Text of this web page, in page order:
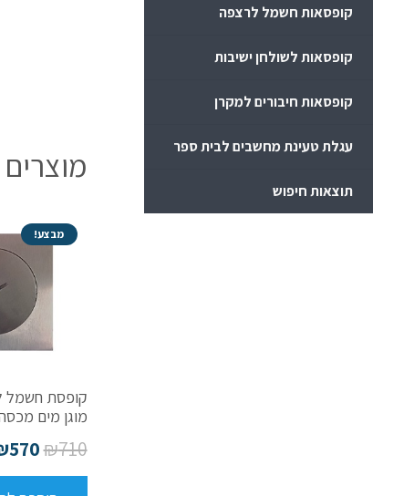
מבצע!
קופסת חשמל
מוגן מים מכסה
₪710
570
קופסאות חשמל לרצפה
קופסאות לשולחן ישיבות
קופסאות חיבורים למקרן
עגלת טעינת מחשבים לבית ספר
תוצאות חיפוש